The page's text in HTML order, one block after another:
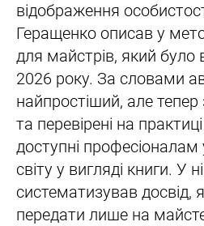
відображення
Геращенко описав у
для майстрів, який було
2026 року. За словами
найпростіший, але тепер
та перевірені на
доступні професіоналам
світу у вигляді книги. У
систематизував досвід,
передати лише на